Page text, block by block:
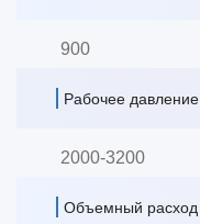
900
Рабочее давление
2000-3200
Объемный расход